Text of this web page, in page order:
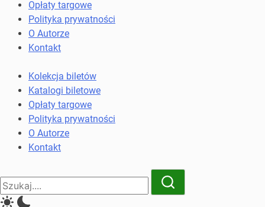
komunikacji
miejskiej
kolejowych
Opłaty targowe
Polityka prywatności
O Autorze
Kontakt
Kolekcja biletów
Katalogi biletowe
Opłaty targowe
Polityka prywatności
O Autorze
Kontakt
Close
Search
Search